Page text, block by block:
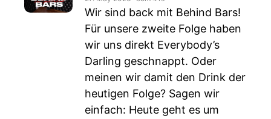
Wir sind back mit Behind Bars!
Für unsere zweite Folge haben
wir uns direkt Everybody’s
Darling geschnappt. Oder
meinen wir damit den Drink der
heutigen Folge? Sagen wir
einfach: Heute geht es um